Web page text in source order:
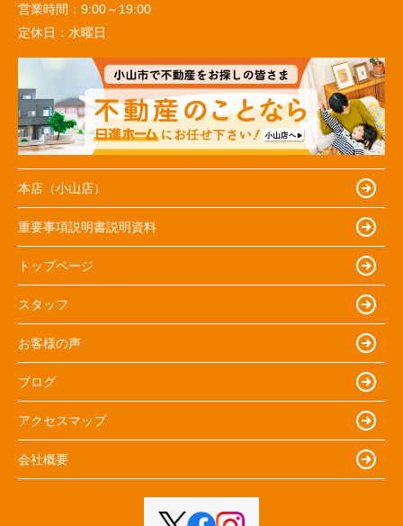
営業時間： 9:00～19:00
定休日： 水曜日
本店（小山店）
重要事項説明書説明資料
トップページ
スタッフ
お客様の声
ブログ
アクセスマップ
会社概要